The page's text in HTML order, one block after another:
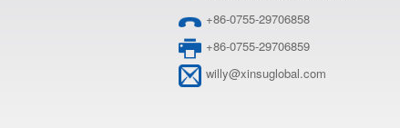
+86-0755-29706858
+86-0755-29706859
willy@xinsuglobal.com